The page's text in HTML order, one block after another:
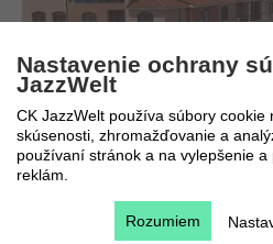
Novinka!
8.8. - 15.8.2026
8 dní / 7 nocí
Bez stravy
Bratislava
Nastavenie ochrany
JazzWelt
CK JazzWelt používa súbory cookie
skúsenosti, zhromažďovanie a
používaní stránok a na vylepšenie
reklám.
Rozumiem